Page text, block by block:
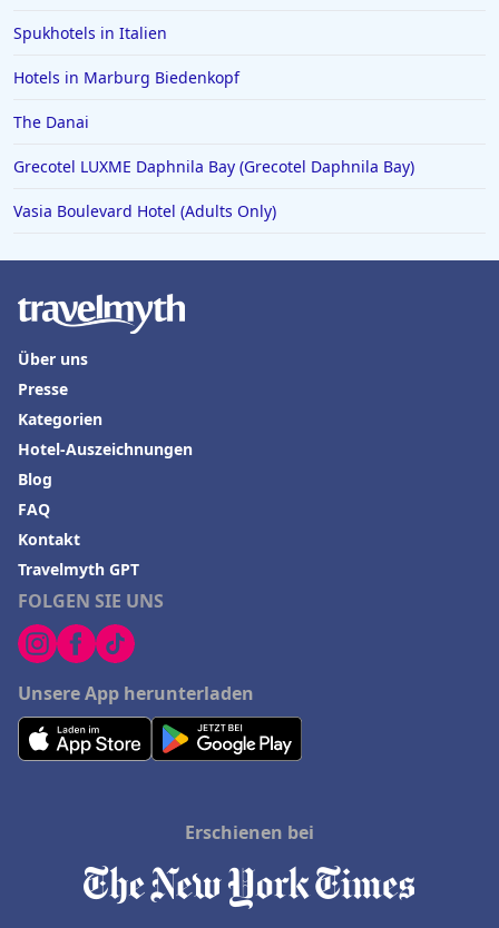
Spukhotels in Italien
Hotels in Marburg Biedenkopf
The Danai
Grecotel LUXME Daphnila Bay (Grecotel Daphnila Bay)
Vasia Boulevard Hotel (Adults Only)
FOLGEN SIE UNS
Unsere App herunterladen
Über uns
Presse
Kategorien
Hotel-Auszeichnungen
Blog
FAQ
Kontakt
Travelmyth GPT
Erschienen bei